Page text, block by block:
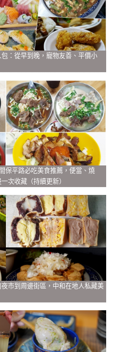
：從早到晚，寵物友善、平價小
保平路必吃美食推薦，便當、燒
次收藏（持續更新）
市到周邊街區，中和在地人私藏美